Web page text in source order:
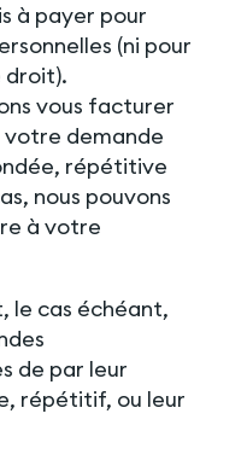
à payer pour
(ni pour
droit).
vous facturer
votre demande
répétitive
nous pouvons
à votre
le cas échéant,
de par leur
répétitif, ou leur